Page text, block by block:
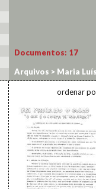
Documentos: 17
Arquivos > Maria
>CCUL
ordenar